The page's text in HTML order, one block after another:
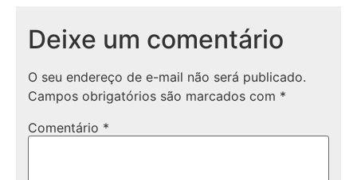
Deixe um comentário
O seu endereço de e-mail não será publicado.
Campos obrigatórios são marcados com *
Comentário *